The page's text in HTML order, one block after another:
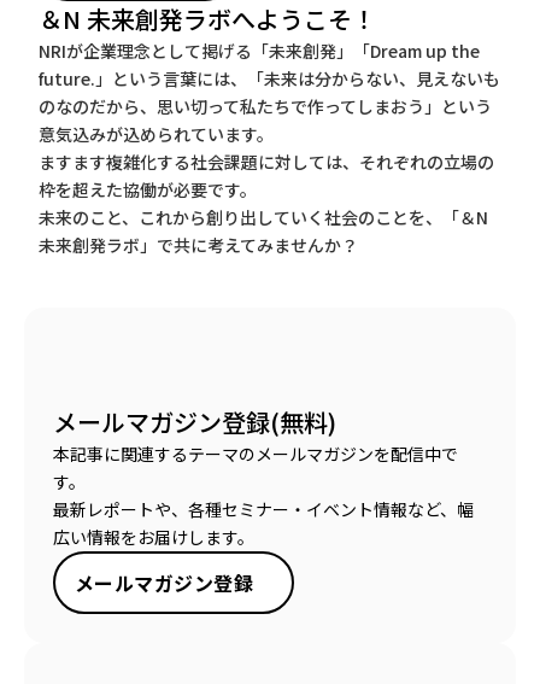
＆N 未来創発ラボへようこそ！
NRIが企業理念として掲げる「未来創発」「Dream up the
future.」という言葉には、「未来は分からない、見えないも
のなのだから、思い切って私たちで作ってしまおう」という
意気込みが込められています。
ますます複雑化する社会課題に対しては、それぞれの立場の
枠を超えた協働が必要です。
未来のこと、これから創り出していく社会のことを、「＆N
未来創発ラボ」で共に考えてみませんか？
メールマガジン登録(無料)
本記事に関連するテーマのメールマガジンを配信中で
す。
最新レポートや、各種セミナー・イベント情報など、幅
広い情報をお届けします。
メールマガジン登録